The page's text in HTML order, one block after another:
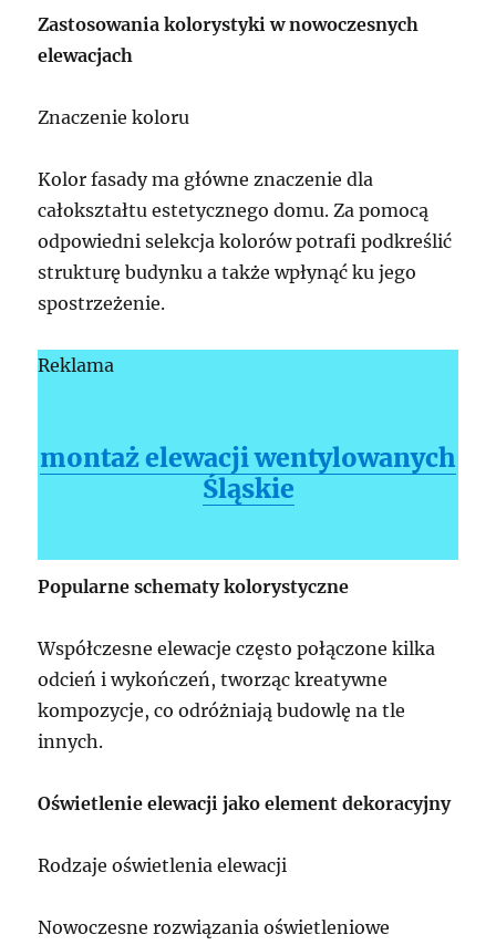
Zastosowania kolorystyki w nowoczesnych
elewacjach
Znaczenie koloru
Kolor fasady ma główne znaczenie dla
całokształtu estetycznego domu. Za pomocą
odpowiedni selekcja kolorów potrafi podkreślić
strukturę budynku a także wpłynąć ku jego
spostrzeżenie.
Reklama
montaż elewacji wentylowanych
Śląskie
Popularne schematy kolorystyczne
Współczesne elewacje często połączone kilka
odcień i wykończeń, tworząc kreatywne
kompozycje, co odróżniają budowlę na tle
innych.
Oświetlenie elewacji jako element dekoracyjny
Rodzaje oświetlenia elewacji
Nowoczesne rozwiązania oświetleniowe